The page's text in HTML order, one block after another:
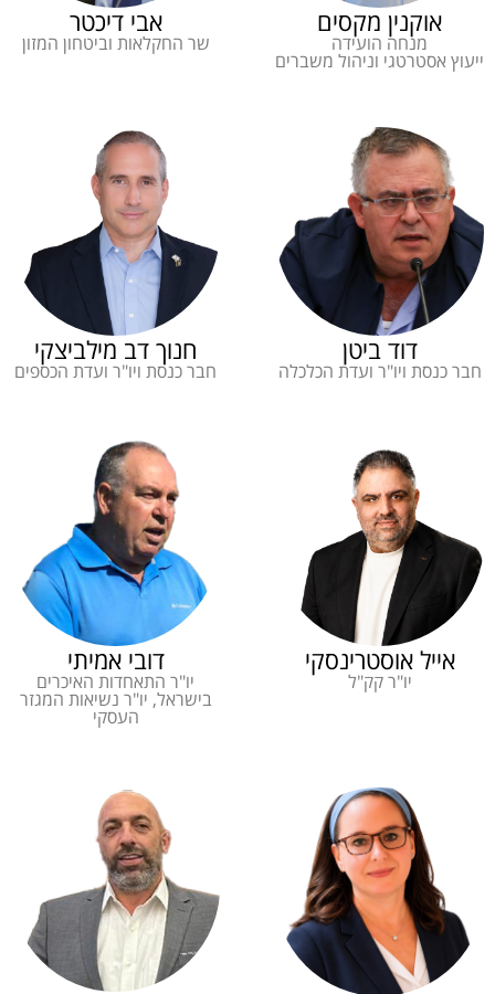
אוקנין מקסים
מנחה הועידה
ייעוץ אסטרטגי וניהול משברים
אבי דיכטר
שר החקלאות וביטחון המזון
דוד ביטן
חבר כנסת ויו"ר ועדת הכלכלה
חנוך דב מילביצקי
חבר כנסת ויו"ר ועדת הכספים
אייל אוסטרינסקי
יו"ר קק"ל
דובי אמיתי
יו"ר התאחדות האיכרים
בישראל, יו"ר נשיאות המגזר
העסקי